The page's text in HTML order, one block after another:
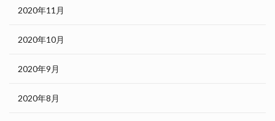
2020年11月
2020年10月
2020年9月
2020年8月